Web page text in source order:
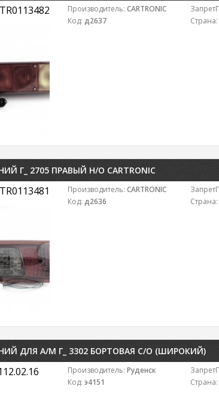
Производитель: CARTRONIC
Код: д2637
Страна:
Г_ 2705 ПРАВЫЙ Н/О CARTRONIC
Производитель: CARTRONIC
Код: д2636
Страна:
ДЛЯ А/М Г_ 3302 БОРТОВАЯ С/О (ШИРОКИЙ)
Производитель: Руденск
Код: э4151
Страна: